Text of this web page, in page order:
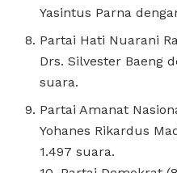
Yasintus Parna
Partai Hati Nuarani
Drs. Silvester Baeng
suara.
Partai Amanat
Yohanes Rikardus
1.497 suara.